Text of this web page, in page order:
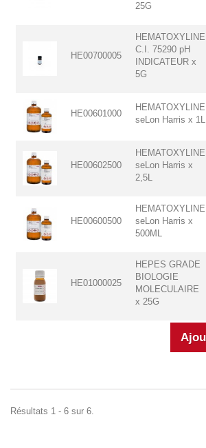
25G
HE00700005
HEMATOXYLINE
C.I. 75290 pH
INDICATEUR x
5G
HE00601000
HEMATOXYLINE
seLon Harris x 1L
HE00602500
HEMATOXYLINE
seLon Harris x
2,5L
HE00600500
HEMATOXYLINE
seLon Harris x
500ML
HE01000025
HEPES GRADE
BIOLOGIE
MOLECULAIRE
x 25G
Résultats 1 - 6 sur 6.